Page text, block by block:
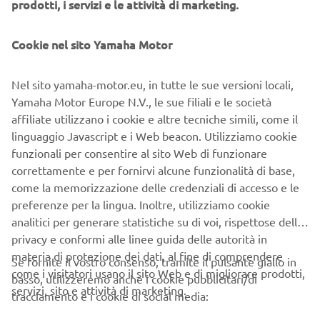
permettere ai proprietari di Yamaha XSR900 o CP3, di
obiettivi. Il kit è già in produzione e abbiamo già realizzato
diverse unità per alcuni dei nostri concessionari e per i
clienti con i quali siamo a più stretto contatto.
Inoltre, abbiamo sviluppato alcuni componenti che
possono essere montati su qualsiasi XSR o CP3, come il
copripignone, il portatarga e il puntale.
Hugo van Waaijen, senior designer:
Il problema più grande era quello di riuscire a modificare il
design della XR1 (il modello precedente di Bottpower
prodotti, i servizi e le attività di marketing.
Cookie nel sito Yamaha Motor
Nel sito yamaha-motor.eu, in tutte le sue versioni locali,
Yamaha Motor Europe N.V., le sue filiali e le società
affiliate utilizzano i cookie e altre tecniche simili, come il
linguaggio Javascript e i Web beacon. Utilizziamo cookie
funzionali per consentire al sito Web di funzionare
correttamente e per fornirvi alcune funzionalità di base,
come la memorizzazione delle credenziali di accesso e le
preferenze per la lingua. Inoltre, utilizziamo cookie
analitici per generare statistiche su di voi, rispettose della
privacy e conformi alle linee guida delle autorità in
materia di protezione dei dati, al fine di comprendere
come i visitatori usano il sito Web e di migliorare prodotti,
servizi, sito e attività di marketing.
Se fornite il vostro consenso, tramite il pulsante giallo in
basso, utilizzeremo anche i cookie pubblicitari/di
tracciamento e i cookie di social media: